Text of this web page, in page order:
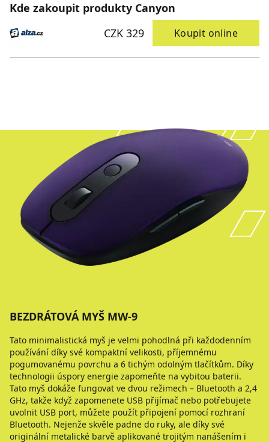
Kde zakoupit produkty Canyon
CZK 329
Koupit online
BEZDRÁTOVÁ MYŠ MW-9
Tato minimalistická myš je velmi pohodlná při každodenním
používání díky své kompaktní velikosti, příjemnému
pogumovanému povrchu a 6 tichým odolným tlačítkům. Díky
technologii úspory energie zapomeňte na vybitou baterii.
Tato myš dokáže fungovat ve dvou režimech – Bluetooth a 2,4
GHz, takže když zapomenete USB přijímač nebo potřebujete
uvolnit USB port, můžete použít připojení pomocí rozhraní
Bluetooth. Nejenže skvěle padne do ruky, ale díky své
originální metalické barvě aplikované trojitým nanášením i